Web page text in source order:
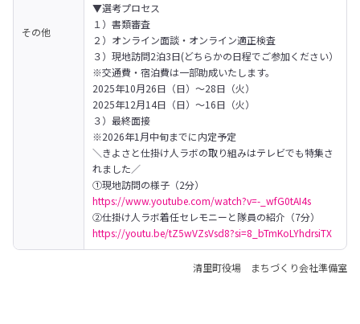
その他
▼選考プロセス
１）書類審査
２）オンライン面談・オンライン適正検査
３）現地訪問2泊3日(どちらかの日程でご参加ください）
※交通費・宿泊費は一部助成いたします。
2025年10月26日（日）～28日（火）
2025年12月14日（日）～16日（火）
３）最終面接
※2026年1月中旬までに内定予定
＼きよさと仕掛け人ラボの取り組みはテレビでも特集さ
れました／
①現地訪問の様子（2分）
https://www.youtube.com/watch?v=-_wfG0tAI4s
②仕掛け人ラボ着任セレモニーと隊員の紹介（7分）
https://youtu.be/tZ5wVZsVsd8?si=8_bTmKoLYhdrsiTX
清里町役場 まちづくり会社準備室